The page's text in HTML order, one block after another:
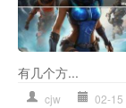
有几个方...
cjw 02-15